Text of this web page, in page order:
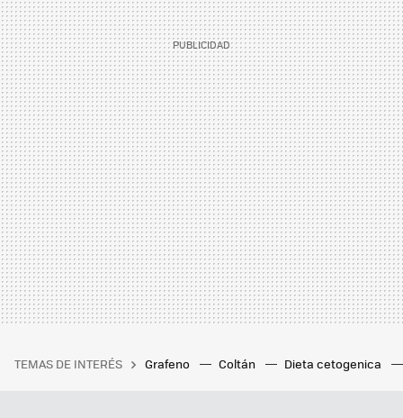
TEMAS DE INTERÉS Grafeno Coltán Dieta cetogenica